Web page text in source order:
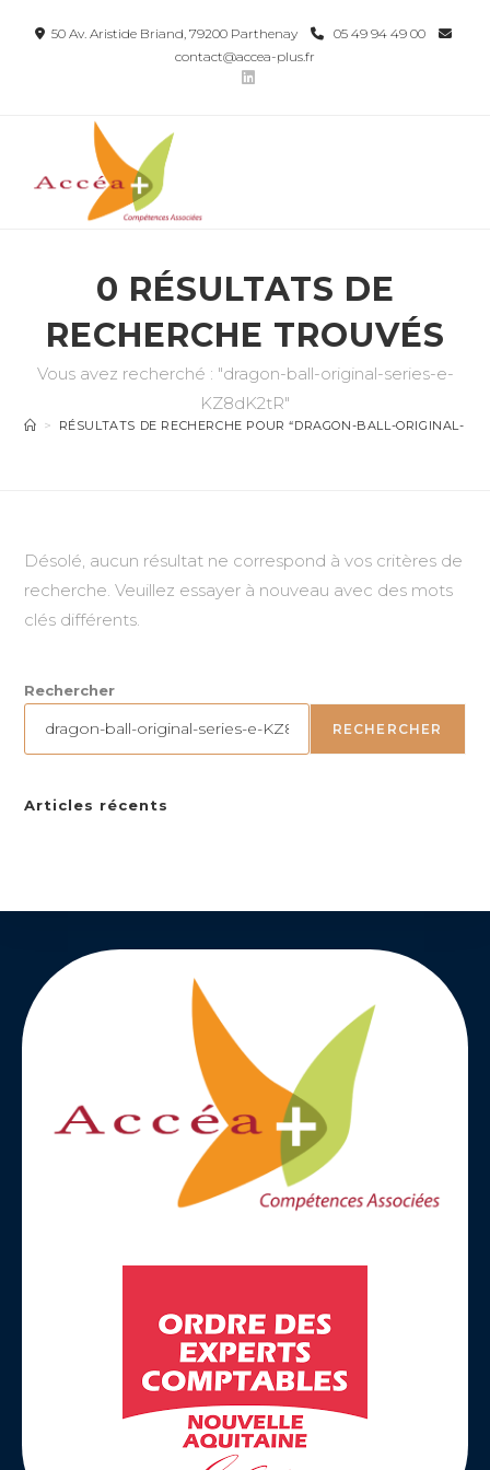
50 Av. Aristide Briand, 79200 Parthenay
05 49 94 49 00
contact@accea-plus.fr
0 RÉSULTATS DE
RECHERCHE TROUVÉS
Vous avez recherché : "dragon-ball-original-series-e-
KZ8dK2tR"
> RÉSULTATS DE RECHERCHE POUR “DRAGON-BALL-ORIGINAL-
Désolé, aucun résultat ne correspond à vos critères de
recherche. Veuillez essayer à nouveau avec des mots
clés différents.
Rechercher
RECHERCHER
Articles récents